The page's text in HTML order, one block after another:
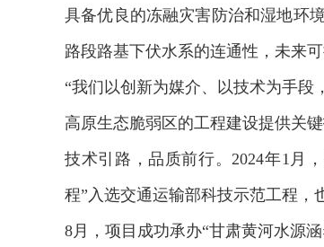
具备优良的冻融灾害防治和湿地环
路段路基下伏水系的连通性，未来
“我们以创新为媒介、以技术为手
高原生态脆弱区的工程建设提供关
技术引路，品质前行。2024年1月
程”入选交通运输部科技示范工程，
8月，项目成功承办“甘肃黄河水源